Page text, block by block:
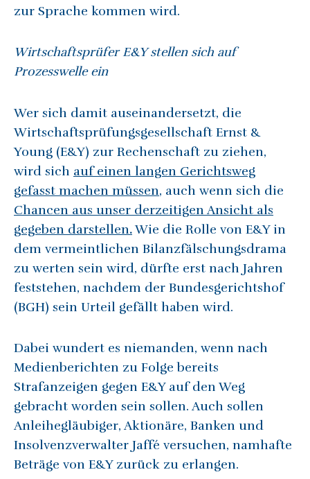
zur Sprache kommen wird.
Wirtschaftsprüfer E&Y stellen sich auf
Prozesswelle ein
Wer sich damit auseinandersetzt, die
Wirtschaftsprüfungsgesellschaft Ernst &
Young (E&Y) zur Rechenschaft zu ziehen,
wird sich auf einen langen Gerichtsweg
gefasst machen müssen, auch wenn sich die
Chancen aus unser derzeitigen Ansicht als
gegeben darstellen.Wie die Rolle von E&Y in
dem vermeintlichen Bilanzfälschungsdrama
zu werten sein wird, dürfte erst nach Jahren
feststehen, nachdem der Bundesgerichtshof
(BGH) sein Urteil gefällt haben wird.
Dabei wundert es niemanden, wenn nach
Medienberichten zu Folge bereits
Strafanzeigen gegen E&Y auf den Weg
gebracht worden sein sollen. Auch sollen
Anleihegläubiger, Aktionäre, Banken und
Insolvenzverwalter Jaffé versuchen, namhafte
Beträge von E&Y zurück zu erlangen.